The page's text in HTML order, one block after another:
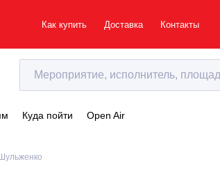
Как купить Доставка Контакты
Куда пойти Open Air